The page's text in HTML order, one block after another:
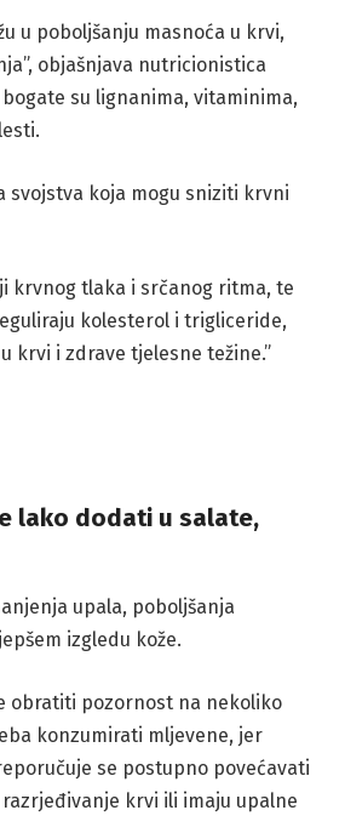
u poboljšanju masnoća u krvi,
objašnjava nutricionistica
su lignanima, vitaminima,
svojstva koja mogu sniziti krvni
krvnog tlaka i srčanog ritma, te
kolesterol i trigliceride,
krvi i zdrave tjelesne težine.”
lako dodati u salate,
upala, poboljšanja
izgledu kože.
obratiti pozornost na nekoliko
konzumirati mljevene, jer
se postupno povećavati
krvi ili imaju upalne